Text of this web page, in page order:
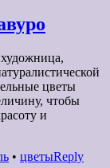
цветы
чтобы
и
• цветыReply